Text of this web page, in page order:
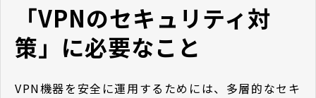
「VPNのセキュリティ対
策」に必要なこと
VPN機器を安全に運用するためには、多層的なセキ